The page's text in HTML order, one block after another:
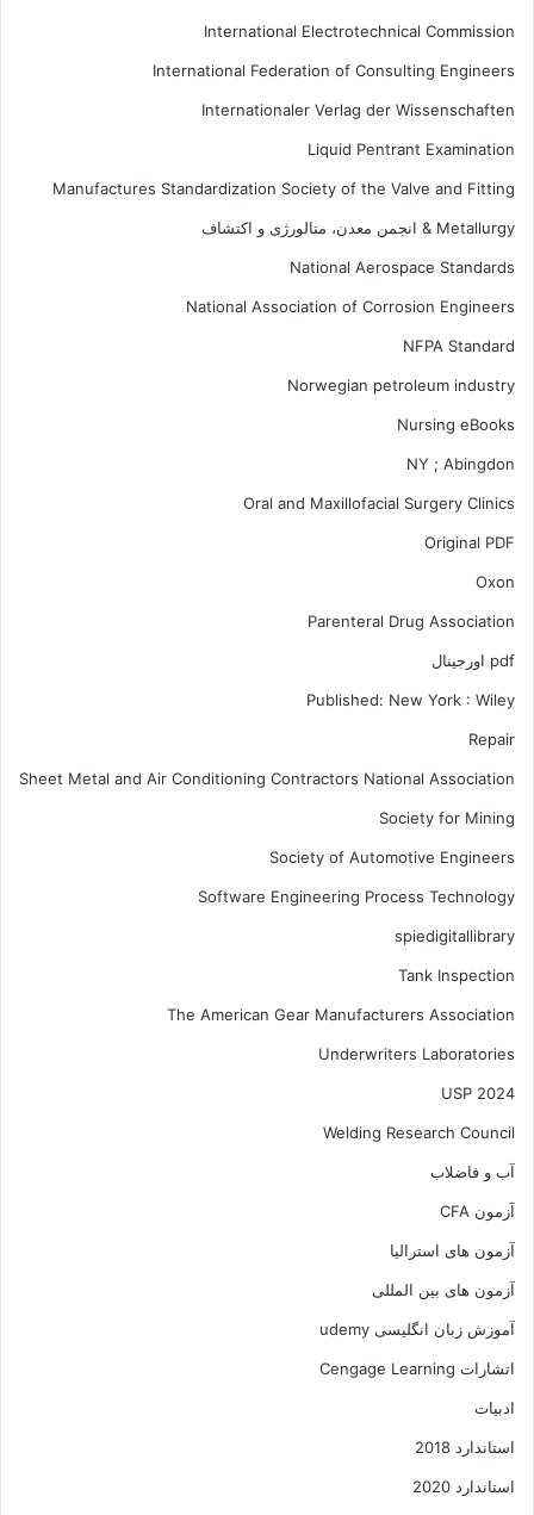
International Electrotechnical Commission
International Federation of Consulting Engineers
Internationaler Verlag der Wissenschaften
Liquid Pentrant Examination
Manufactures Standardization Society of the Valve and Fitting
Metallurgy & انجمن معدن، متالورژی و اکتشاف
National Aerospace Standards
National Association of Corrosion Engineers
NFPA Standard
Norwegian petroleum industry
Nursing eBooks
NY ; Abingdon
Oral and Maxillofacial Surgery Clinics
Original PDF
Oxon
Parenteral Drug Association
pdf اورجینال
Published: New York : Wiley
Repair
Sheet Metal and Air Conditioning Contractors National Association
Society for Mining
Society of Automotive Engineers
Software Engineering Process Technology
spiedigitallibrary
Tank Inspection
The American Gear Manufacturers Association
Underwriters Laboratories
USP 2024
Welding Research Council
آب و فاضلاب
آزمون CFA
آزمون های استرالیا
آزمون های بین المللی
آموزش زبان انگلیسی udemy
اتشارات Cengage Learning
ادبیات
استاندارد 2018
استاندارد 2020